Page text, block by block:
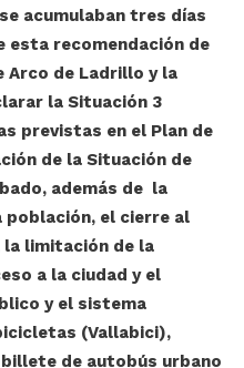
acumulaban tres días
esta recomendación de
Arco de Ladrillo y la
la Situación 3
previstas en el Plan de
de la Situación de
además de la
población, el cierre al
limitación de la
a la ciudad y el
y el sistema
(Vallabici),
de autobús urbano